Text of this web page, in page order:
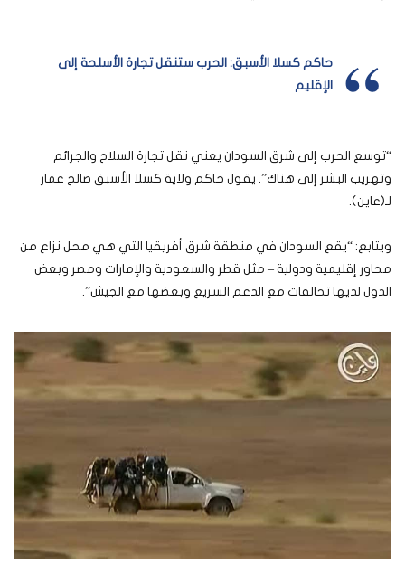
حاكم كسلا الأسبق: الحرب ستنقل تجارة الأسلحة إلى
الإقليم
“توسع الحرب إلى شرق السودان يعني نقل تجارة السلاح والجرائم
وتهريب البشر إلى هناك”. يقول حاكم ولاية كسلا الأسبق صالح عمار
لـ(عاين).
ويتابع: “يقع السودان في منطقة شرق أفريقيا التي هي محل نزاع من
محاور إقليمية ودولية – مثل قطر والسعودية والإمارات ومصر وبعض
الدول لديها تحالفات مع الدعم السريع وبعضها مع الجيش”.